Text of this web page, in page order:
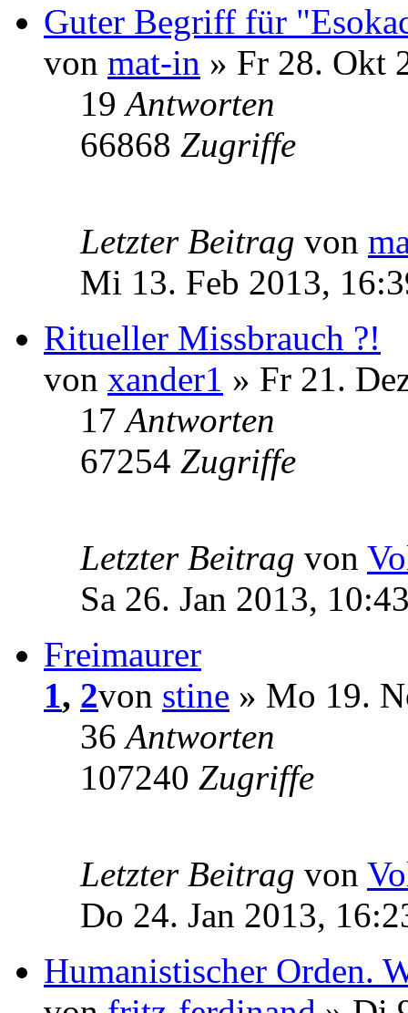
Guter Begriff für
von mat-in » Fr 28. Okt
19Antworten
66868 Zugriffe
Letzter Beitrag von
Mi 13. Feb 2013,
Ritueller Missbrauch ?!
von xander1 » Fr 21.
17Antworten
67254 Zugriffe
Letzter Beitrag von
Sa 26. Jan 2013,
Freimaurer
1, 2von stine » Mo 19.
36Antworten
107240 Zugriffe
Letzter Beitrag von
Do 24. Jan 2013,
Humanistischer Orden.